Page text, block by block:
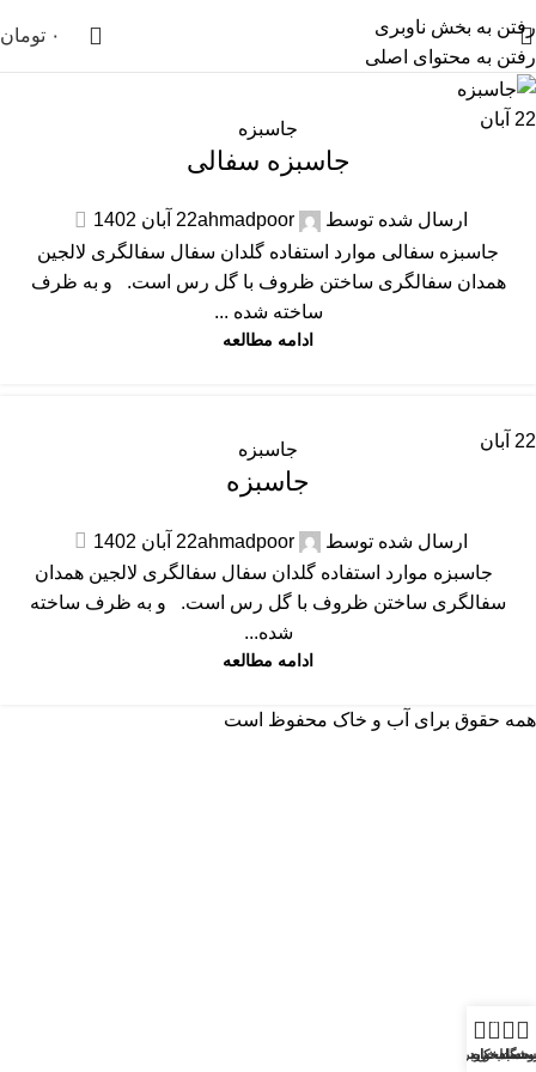
رفتن به بخش ناوبری
رفتن به محتوای اصلی
۰ تومان
22 آبان جاسبزه
جاسبزه سفالی
ارسال شده توسط ahmadpoor22 آبان 1402
جاسبزه سفالی موارد استفاده گلدان سفال سفالگری لالجین
همدان سفالگری ساختن ظروف با گل رس است. و به ظرف
ساخته شده ...
ادامه مطالعه
22 آبان جاسبزه
جاسبزه
ارسال شده توسط ahmadpoor22 آبان 1402
جاسبزه موارد استفاده گلدان سفال سفالگری لالجین همدان
سفالگری ساختن ظروف با گل رس است. و به ظرف ساخته
شده...
ادامه مطالعه
همه حقوق برای آب و خاک محفوظ است
دلخواه
0
سبد خرید
حساب کاربری من